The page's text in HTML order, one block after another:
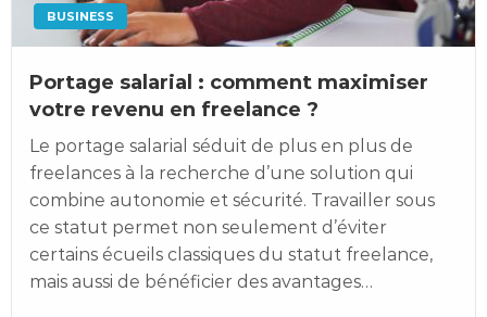
BUSINESS
Portage salarial : comment maximiser
votre revenu en freelance ?
Le portage salarial séduit de plus en plus de
freelances à la recherche d’une solution qui
combine autonomie et sécurité. Travailler sous
ce statut permet non seulement d’éviter
certains écueils classiques du statut freelance,
mais aussi de bénéficier des avantages…